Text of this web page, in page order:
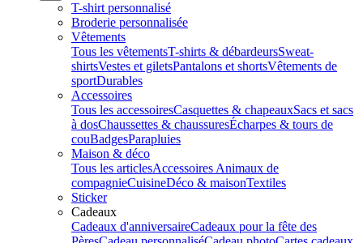
T-shirt personnalisé
Broderie personnalisée
Vêtements
Tous les vêtementsT-shirts & débardeursSweat-
shirtsVestes et giletsPantalons et shortsVêtements de
sportDurables
Accessoires
Tous les accessoiresCasquettes & chapeauxSacs et sacs
à dosChaussettes & chaussuresÉcharpes & tours de
couBadgesParapluies
Maison & déco
Tous les articlesAccessoires Animaux de
compagnieCuisineDéco & maisonTextiles
Sticker
Cadeaux
Cadeaux d'anniversaireCadeaux pour la fête des